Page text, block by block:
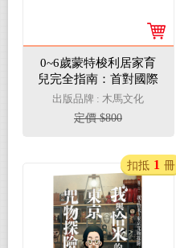
0~6歲蒙特梭利居家育
兒完全指南：首對國際
認證華人父母親撰．數
萬家庭力推實用套書
出版品牌 : 木馬文化
定價 $800
扣抵 1 冊